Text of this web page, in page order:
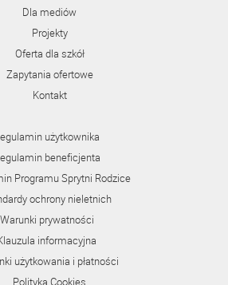
Dla mediów
Projekty
Oferta dla szkół
Zapytania ofertowe
Kontakt
użytkownika
beneficjenta
Programu Sprytni Rodzice
ochrony nieletnich
Warunki prywatności
informacyjna
użytkowania i płatności
Polityka Cookies